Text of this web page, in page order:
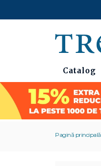
Catalog
Pagină principală